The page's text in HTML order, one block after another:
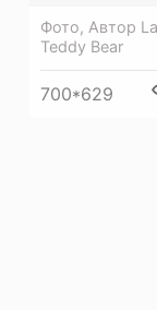
Фото, Автор
Teddy Bear
700*629